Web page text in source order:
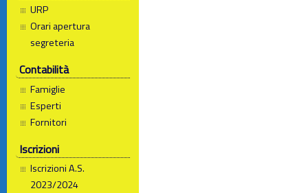
URP
Orari apertura
segreteria
Contabilità
Famiglie
Esperti
Fornitori
Iscrizioni
Iscrizioni A.S.
2023/2024